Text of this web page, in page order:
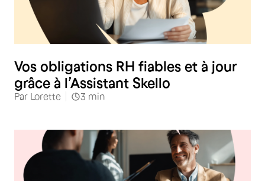
Vos obligations RH fiables et à jour
grâce à l’Assistant Skello
Par Lorette 3 min